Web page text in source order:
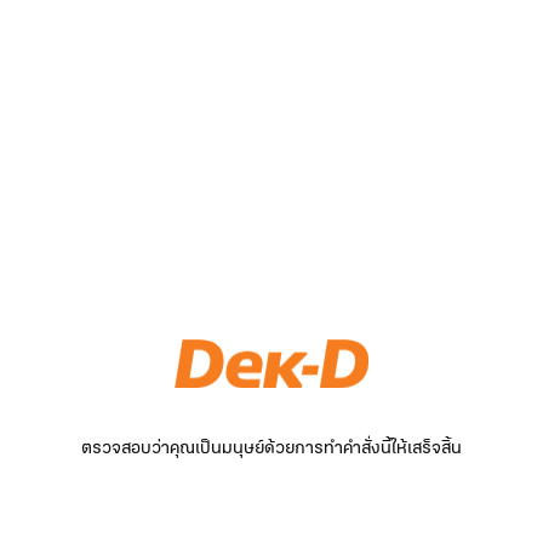
ตรวจสอบว่าคุณเป็นมนุษย์ด้วยการทำคำสั่งนี้ให้เสร็จสิ้น